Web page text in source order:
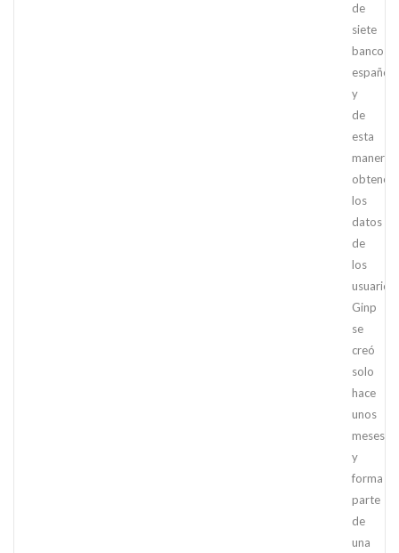
de
siete
bancos
y
de
esta
manera
obtener
los
datos
de
los
usuarios.
Ginp
se
creó
solo
hace
unos
meses
y
forma
parte
de
una